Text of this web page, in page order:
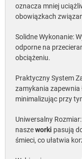
oznacza mniej
obowiązkach
Solidne Wykonanie:
odporne na
obciążeniu.
Praktyczny System
zamykania zapewnia
minimalizując przy
Uniwersalny
naszeworki pasują
śmieci, co ułatwia